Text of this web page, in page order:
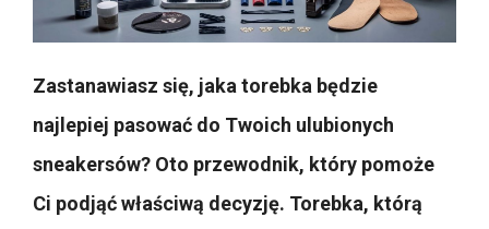
Zastanawiasz się, jaka torebka będzie
najlepiej pasować do Twoich ulubionych
sneakersów? Oto przewodnik, który pomoże
Ci podjąć właściwą decyzję. Torebka, którą